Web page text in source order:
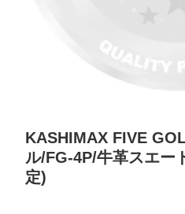
KASHIMAX FIVE
ル/FG-4P/牛革スエー
定)